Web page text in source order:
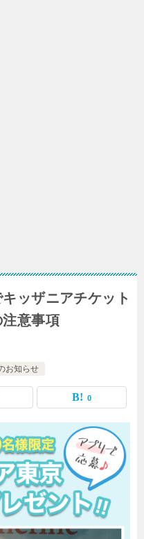
ッザニアチケット
意事項
お知らせ
0